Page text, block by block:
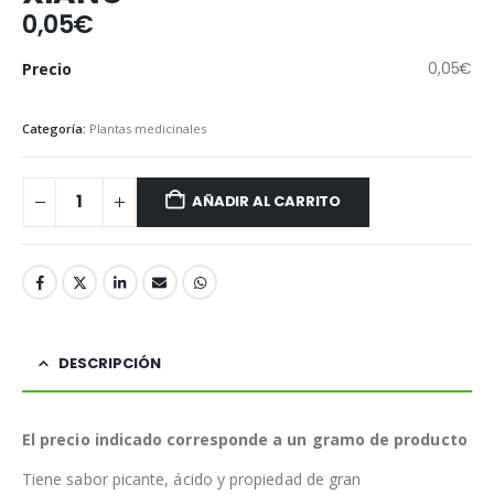
0,05€
Precio 0,05€
Categoría: Plantas medicinales
AÑADIR AL CARRITO
DESCRIPCIÓN
El precio indicado corresponde a un gramo de producto
Tiene sabor picante, ácido y propiedad de gran